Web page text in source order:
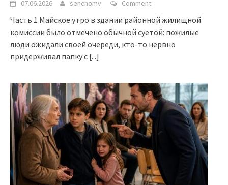
07.06.2026 senchomv Comment
Часть 1 Майское утро в здании районной жилищной
комиссии было отмечено обычной суетой: пожилые
люди ожидали своей очереди, кто-то нервно
придерживал папку с [...]